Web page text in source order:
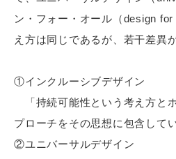
ン・フォー・オール（design
え方は同じであるが、若干差異
①インクルーシブデザイン
「持続可能性という考え方と
プローチをその思想に包含して
②ユニバーサルデザイン